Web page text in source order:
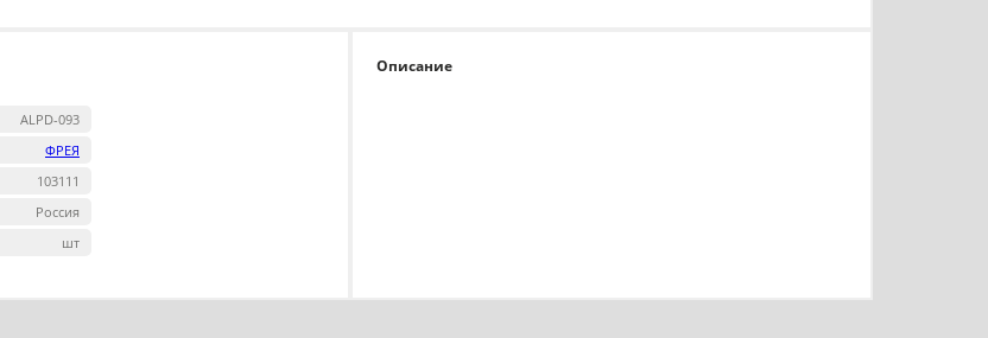
ALPD-093
ФРЕЯ
103111
Россия
шт
Описание